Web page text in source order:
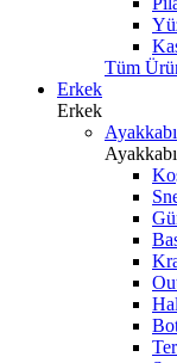
Tüm
Erkek
Erkek
Ayakkabı
Ayakkabı